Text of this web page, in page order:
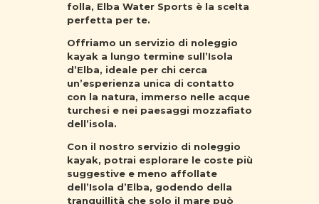
folla, Elba Water Sports è la scelta
perfetta per te.
Offriamo un servizio di noleggio
kayak a lungo termine sull’Isola
d’Elba, ideale per chi cerca
un’esperienza unica di contatto
con la natura, immerso nelle acque
turchesi e nei paesaggi mozzafiato
dell’isola.
Con il nostro servizio di noleggio
kayak, potrai esplorare le coste più
suggestive e meno affollate
dell’Isola d’Elba, godendo della
tranquillità che solo il mare può